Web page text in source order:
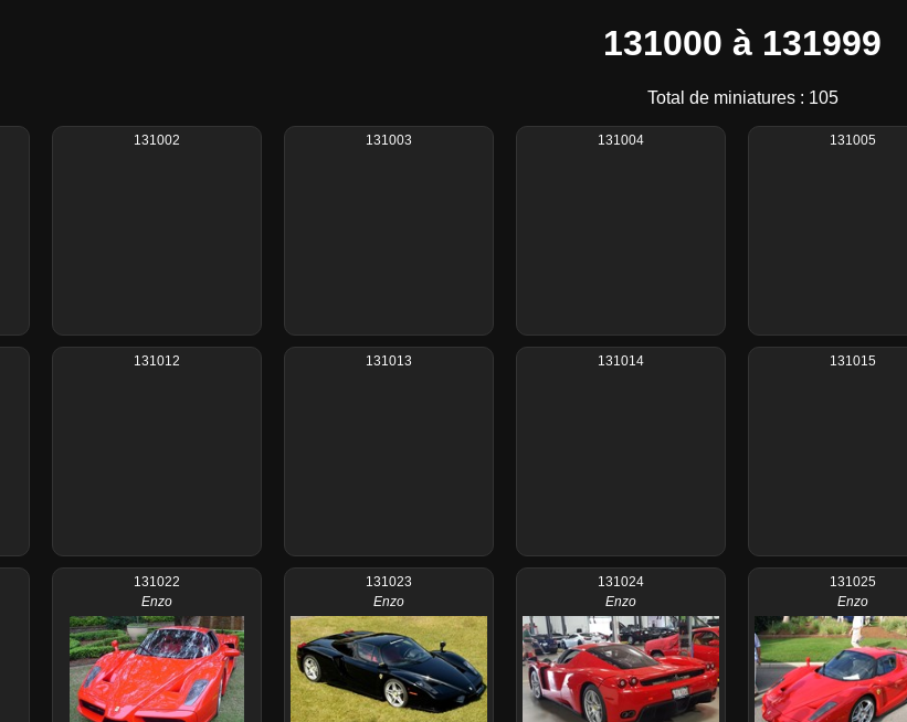
131000 à 131999
Total de miniatures : 105
131002 131003 131004 131005
131012 131013 131014 131015
131022
Enzo
131023
Enzo
131024
Enzo
131025
Enzo